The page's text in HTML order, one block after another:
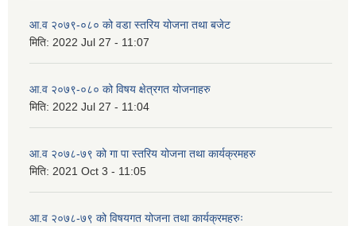
आ.व २०७९-०८० को वडा स्तरिय योजना तथा बजेट
मिति: 2022 Jul 27 - 11:07
आ.व २०७९-०८० को विषय क्षेत्रगत योजनाहरु
मिति: 2022 Jul 27 - 11:04
आ.व २०७८-७९ को गा पा स्तरिय योजना तथा कार्यक्रमहरु
मिति: 2021 Oct 3 - 11:05
आ.व २०७८-७९ को विषयगत योजना तथा कार्यक्रमहरुः